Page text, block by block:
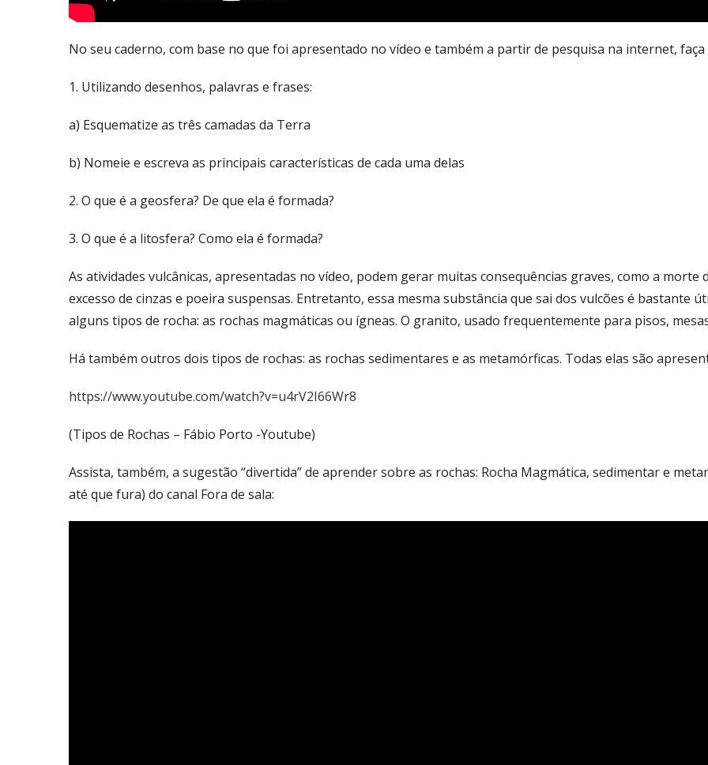
No seu caderno, com base no que foi apresentado no vídeo e também a partir de pesquisa na internet, faça
1. Utilizando desenhos, palavras e frases:
a) Esquematize as três camadas da Terra
b) Nomeie e escreva as principais características de cada uma delas
2. O que é a geosfera? De que ela é formada?
3. O que é a litosfera? Como ela é formada?
As atividades vulcânicas, apresentadas no vídeo, podem gerar muitas consequências graves, como a
excesso de cinzas e poeira suspensas. Entretanto, essa mesma substância que sai dos vulcões é bastante
alguns tipos de rocha: as rochas magmáticas ou ígneas. O granito, usado frequentemente para pisos,
Há também outros dois tipos de rochas: as rochas sedimentares e as metamórficas. Todas elas são
https://www.youtube.com/watch?v=u4rV2I66Wr8
(Tipos de Rochas – Fábio Porto -Youtube)
Assista, também, a sugestão “divertida” de aprender sobre as rochas: Rocha Magmática, sedimentar e
até que fura) do canal Fora de sala: